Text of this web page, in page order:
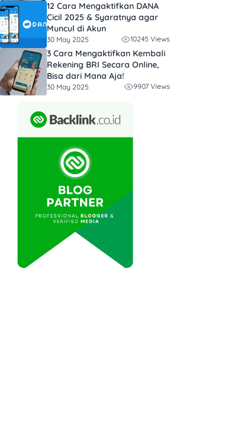
12 Cara Mengaktifkan DANA
Cicil 2025 & Syaratnya agar
Muncul di Akun
30 May 2025 10245 Views
3 Cara Mengaktifkan Kembali
Rekening BRI Secara Online,
Bisa dari Mana Aja!
30 May 2025 9907 Views